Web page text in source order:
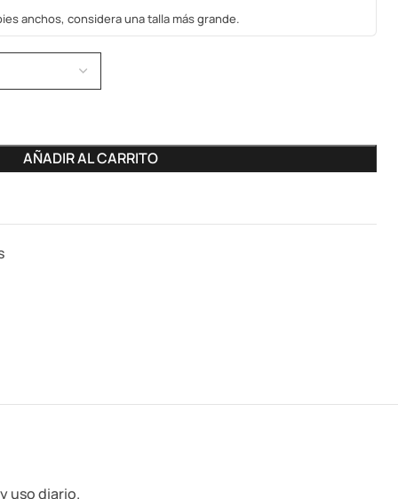
anchos, considera una talla más grande.
AÑADIR AL CARRITO
uso diario.